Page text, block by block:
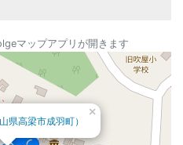
マップアプリが開きます
県高梁市成羽町）
×